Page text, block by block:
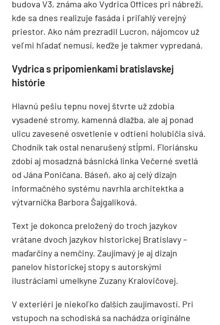
budova V3, známa ako Vydrica Offices pri nábreží,
kde sa dnes realizuje fasáda i priľahlý verejný
priestor. Ako nám prezradil Lucron, nájomcov už
veľmi hľadať nemusí, keďže je takmer vypredaná.
Vydrica s pripomienkami bratislavskej
histórie
Hlavnú pešiu tepnu novej štvrte už zdobia
vysadené stromy, kamenná dlažba, ale aj ponad
ulicu zavesené osvetlenie v odtieni holubičia sivá.
Chodník tak ostal nenarušený stĺpmi. Floriánsku
zdobí aj mosadzná básnická linka Večerné svetlá
od Jána Poničana. Báseň, ako aj celý dizajn
informačného systému navrhla architektka a
výtvarníčka Barbora Šajgaliková.
Text je dokonca preložený do troch jazykov
vrátane dvoch jazykov historickej Bratislavy –
maďarčiny a nemčiny. Zaujímavý je aj dizajn
panelov historickej stopy s autorskými
ilustráciami umelkyne Zuzany Kralovičovej.
V exteriéri je niekoľko ďalších zaujímavostí. Pri
vstupoch na schodiská sa nachádza originálne